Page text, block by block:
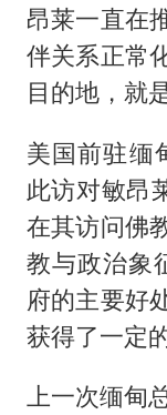
昂莱一直在
伴关系正常
目的地，就
美国前驻缅
此访对敏昂
在其访问佛
教与政治象
府的主要好
获得了一定的
上一次缅甸